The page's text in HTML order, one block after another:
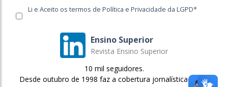
Li e Aceito os termos de Política e Privacidade da LGPD*
Ensino Superior
Revista Ensino Superior
10 mil seguidores.
Desde outubro de 1998 faz a cobertura jornalística sobre